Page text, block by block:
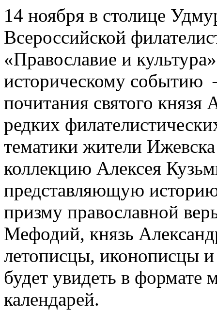
14 ноября в столице
Всероссийской
«Православие и
историческому событию
почитания святого князя
редких
тематики жители
коллекцию Алексея
представляющую историю
призму православной
Мефодий, князь
летописцы, иконописцы
будет увидеть в формате
календарей.